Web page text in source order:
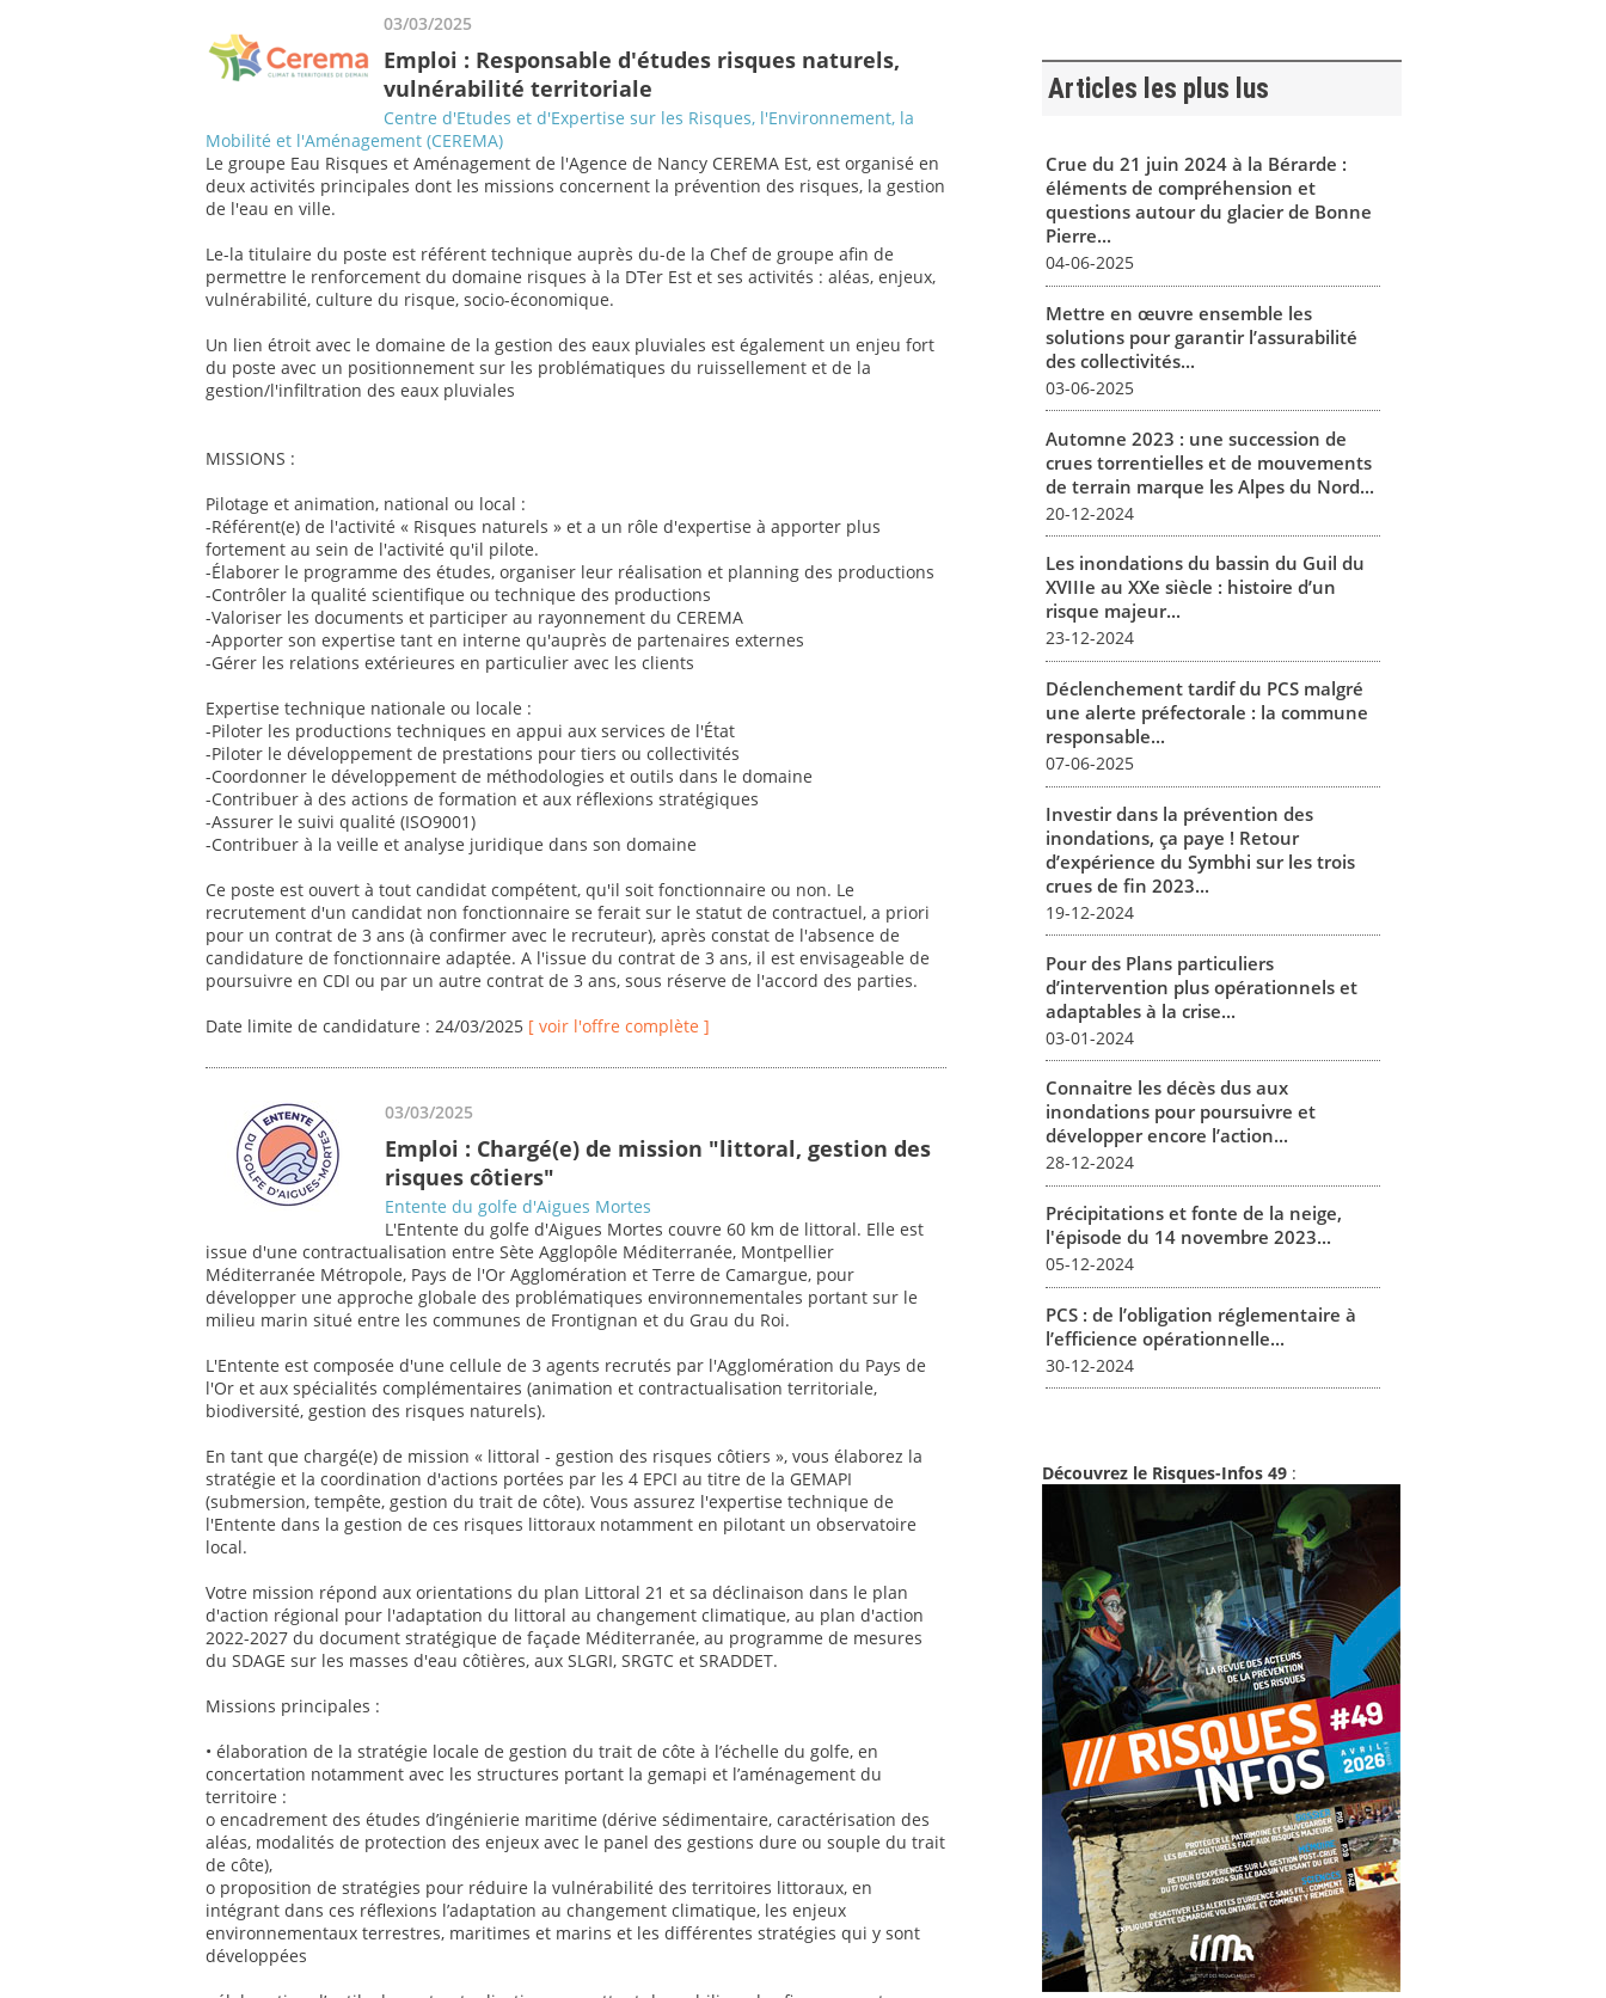
03/03/2025
Emploi : Responsable d'études risques naturels,
vulnérabilité territoriale
Centre d'Etudes et d'Expertise sur les Risques, l'Environnement, la
Mobilité et l'Aménagement (CEREMA)
Le groupe Eau Risques et Aménagement de l'Agence de Nancy CEREMA Est, est organisé en
deux activités principales dont les missions concernent la prévention des risques, la gestion
de l'eau en ville.
Le-la titulaire du poste est référent technique auprès du-de la Chef de groupe afin de
permettre le renforcement du domaine risques à la DTer Est et ses activités : aléas, enjeux,
vulnérabilité, culture du risque, socio-économique.
Un lien étroit avec le domaine de la gestion des eaux pluviales est également un enjeu fort
du poste avec un positionnement sur les problématiques du ruissellement et de la
gestion/l'infiltration des eaux pluviales
MISSIONS :
Pilotage et animation, national ou local :
-Référent(e) de l'activité « Risques naturels » et a un rôle d'expertise à apporter plus
fortement au sein de l'activité qu'il pilote.
-Élaborer le programme des études, organiser leur réalisation et planning des productions
-Contrôler la qualité scientifique ou technique des productions
-Valoriser les documents et participer au rayonnement du CEREMA
-Apporter son expertise tant en interne qu'auprès de partenaires externes
-Gérer les relations extérieures en particulier avec les clients
Expertise technique nationale ou locale :
-Piloter les productions techniques en appui aux services de l'État
-Piloter le développement de prestations pour tiers ou collectivités
-Coordonner le développement de méthodologies et outils dans le domaine
-Contribuer à des actions de formation et aux réflexions stratégiques
-Assurer le suivi qualité (ISO9001)
-Contribuer à la veille et analyse juridique dans son domaine
Ce poste est ouvert à tout candidat compétent, qu'il soit fonctionnaire ou non. Le
recrutement d'un candidat non fonctionnaire se ferait sur le statut de contractuel, a priori
pour un contrat de 3 ans (à confirmer avec le recruteur), après constat de l'absence de
candidature de fonctionnaire adaptée. A l'issue du contrat de 3 ans, il est envisageable de
poursuivre en CDI ou par un autre contrat de 3 ans, sous réserve de l'accord des parties.
Date limite de candidature : 24/03/2025 [ voir l'offre complète ]
03/03/2025
Emploi : Chargé(e) de mission "littoral, gestion des
risques côtiers"
Entente du golfe d'Aigues Mortes
L'Entente du golfe d'Aigues Mortes couvre 60 km de littoral. Elle est
issue d'une contractualisation entre Sète Agglopôle Méditerranée, Montpellier
Méditerranée Métropole, Pays de l'Or Agglomération et Terre de Camargue, pour
développer une approche globale des problématiques environnementales portant sur le
milieu marin situé entre les communes de Frontignan et du Grau du Roi.
L'Entente est composée d'une cellule de 3 agents recrutés par l'Agglomération du Pays de
l'Or et aux spécialités complémentaires (animation et contractualisation territoriale,
biodiversité, gestion des risques naturels).
En tant que chargé(e) de mission « littoral - gestion des risques côtiers », vous élaborez la
stratégie et la coordination d'actions portées par les 4 EPCI au titre de la GEMAPI
(submersion, tempête, gestion du trait de côte). Vous assurez l'expertise technique de
l'Entente dans la gestion de ces risques littoraux notamment en pilotant un observatoire
local.
Votre mission répond aux orientations du plan Littoral 21 et sa déclinaison dans le plan
d'action régional pour l'adaptation du littoral au changement climatique, au plan d'action
2022-2027 du document stratégique de façade Méditerranée, au programme de mesures
du SDAGE sur les masses d'eau côtières, aux SLGRI, SRGTC et SRADDET.
Missions principales :
• élaboration de la stratégie locale de gestion du trait de côte à l’échelle du golfe, en
concertation notamment avec les structures portant la gemapi et l’aménagement du
territoire :
o encadrement des études d’ingénierie maritime (dérive sédimentaire, caractérisation des
aléas, modalités de protection des enjeux avec le panel des gestions dure ou souple du trait
de côte),
o proposition de stratégies pour réduire la vulnérabilité des territoires littoraux, en
intégrant dans ces réflexions l’adaptation au changement climatique, les enjeux
environnementaux terrestres, maritimes et marins et les différentes stratégies qui y sont
développées
Articles les plus lus
Crue du 21 juin 2024 à la Bérarde :
éléments de compréhension et
questions autour du glacier de Bonne
Pierre...
04-06-2025
Mettre en œuvre ensemble les
solutions pour garantir l’assurabilité
des collectivités...
03-06-2025
Automne 2023 : une succession de
crues torrentielles et de mouvements
de terrain marque les Alpes du Nord...
20-12-2024
Les inondations du bassin du Guil du
XVIIIe au XXe siècle : histoire d’un
risque majeur...
23-12-2024
Déclenchement tardif du PCS malgré
une alerte préfectorale : la commune
responsable...
07-06-2025
Investir dans la prévention des
inondations, ça paye ! Retour
d’expérience du Symbhi sur les trois
crues de fin 2023...
19-12-2024
Pour des Plans particuliers
d’intervention plus opérationnels et
adaptables à la crise...
03-01-2024
Connaitre les décès dus aux
inondations pour poursuivre et
développer encore l’action...
28-12-2024
Précipitations et fonte de la neige,
l'épisode du 14 novembre 2023...
05-12-2024
PCS : de l’obligation réglementaire à
l’efficience opérationnelle...
30-12-2024
Découvrez le Risques-Infos 49 :